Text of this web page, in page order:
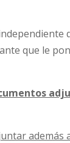
que le
además